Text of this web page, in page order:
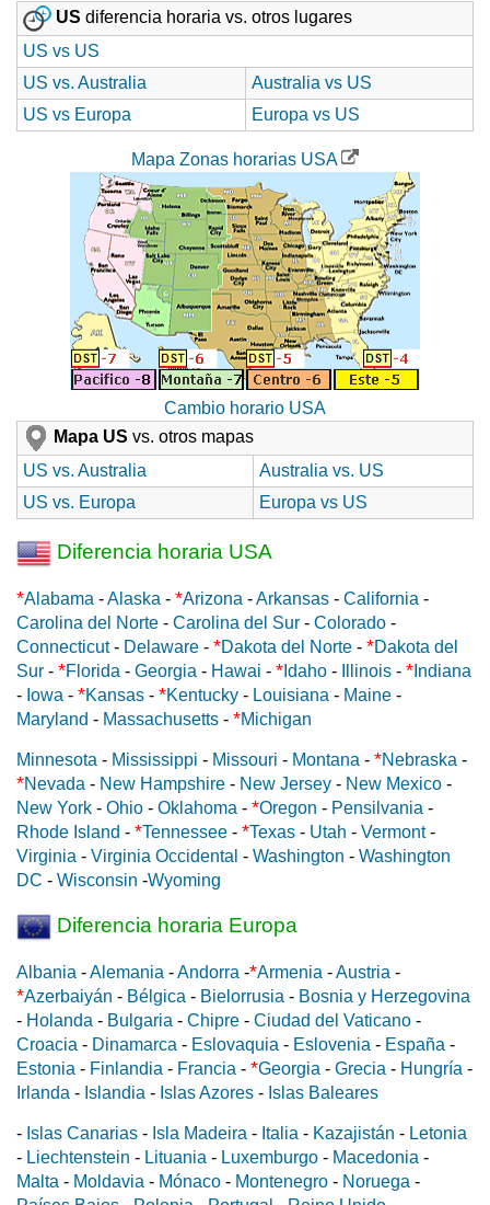
US diferencia horaria vs. otros lugares
US vs US
US vs. Australia
Australia vs US
US vs Europa
Europa vs US
Mapa Zonas horarias USA
Cambio horario USA
Mapa US vs. otros mapas
US vs. Australia
Australia vs. US
US vs. Europa
Europa vs US
Diferencia horaria USA
*Alabama -Alaska - *Arizona -Arkansas - California -
Carolina del Norte - Carolina del Sur - Colorado -
Connecticut- Delaware - *Dakota del Norte - *Dakota del
Sur - *Florida - Georgia - Hawai - * Idaho - Illinois - * Indiana
- Iowa - *Kansas - *Kentucky - Louisiana - Maine -
Maryland - Massachusetts - *Michigan
Minnesota - Mississippi - Missouri - Montana - *Nebraska -
*Nevada - New Hampshire - New Jersey - New Mexico -
New York - Ohio - Oklahoma - *Oregon - Pensilvania -
Rhode Island - *Tennessee - *Texas - Utah - Vermont-
Virginia - Virginia Occidental - Washington - Washington
DC - Wisconsin -Wyoming
Diferencia horaria Europa
Albania -Alemania -Andorra -*Armenia -Austria -
*Azerbaiyán - Bélgica - Bielorrusia - Bosnia y Herzegovina
- Holanda - Bulgaria - Chipre - Ciudad del Vaticano -
Croacia - Dinamarca - Eslovaquia - Eslovenia - España -
Estonia - Finlandia - Francia - *Georgia - Grecia - Hungría -
Irlanda - Islandia - Islas Azores - Islas Baleares
- Islas Canarias - Isla Madeira - Italia - Kazajistán - Letonia
- Liechtenstein - Lituania - Luxemburgo - Macedonia -
Malta - Moldavia - Mónaco - Montenegro - Noruega -